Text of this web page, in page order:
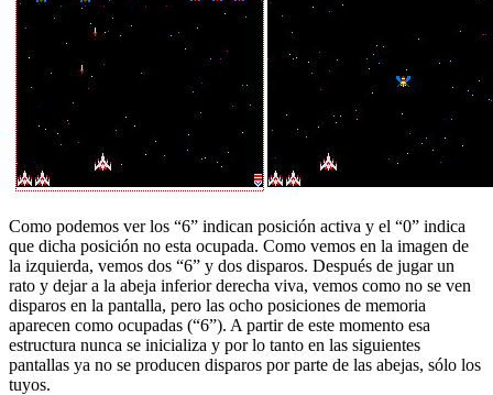
Como podemos ver los “6” indican posición activa y el “0” indica
que dicha posición no esta ocupada. Como vemos en la imagen de
la izquierda, vemos dos “6” y dos disparos. Después de jugar un
rato y dejar a la abeja inferior derecha viva, vemos como no se ven
disparos en la pantalla, pero las ocho posiciones de memoria
aparecen como ocupadas (“6”). A partir de este momento esa
estructura nunca se inicializa y por lo tanto en las siguientes
pantallas ya no se producen disparos por parte de las abejas, sólo los
tuyos.